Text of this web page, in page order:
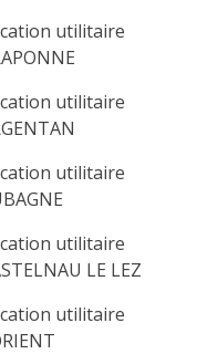
utilitaire
utilitaire
utilitaire
utilitaire
LE LEZ
utilitaire